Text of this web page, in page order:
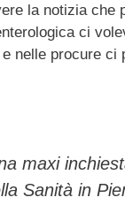
k
e
e
gr
at
s
la notizia che
ci
nelle procure ci
maxi
Sanità in